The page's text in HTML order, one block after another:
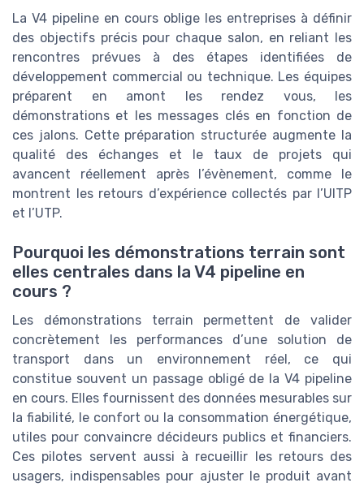
La V4 pipeline en cours oblige les entreprises à définir
des objectifs précis pour chaque salon, en reliant les
rencontres prévues à des étapes identifiées de
développement commercial ou technique. Les équipes
préparent en amont les rendez vous, les
démonstrations et les messages clés en fonction de
ces jalons. Cette préparation structurée augmente la
qualité des échanges et le taux de projets qui
avancent réellement après l’évènement, comme le
montrent les retours d’expérience collectés par l’UITP
et l’UTP.
Pourquoi les démonstrations terrain sont
elles centrales dans la V4 pipeline en
cours ?
Les démonstrations terrain permettent de valider
concrètement les performances d’une solution de
transport dans un environnement réel, ce qui
constitue souvent un passage obligé de la V4 pipeline
en cours. Elles fournissent des données mesurables sur
la fiabilité, le confort ou la consommation énergétique,
utiles pour convaincre décideurs publics et financiers.
Ces pilotes servent aussi à recueillir les retours des
usagers, indispensables pour ajuster le produit avant